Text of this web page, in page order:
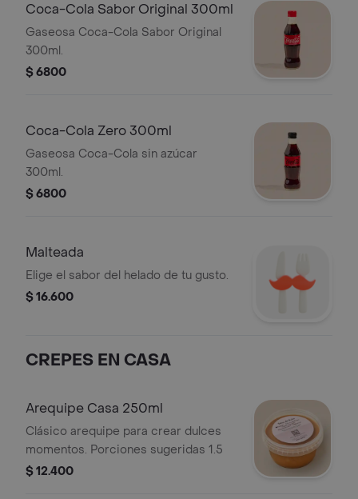
Coca-Cola Sabor Original 300ml
Gaseosa Coca-Cola Sabor Original
300ml.
$ 6800
Coca-Cola Zero 300ml
Gaseosa Coca-Cola sin azúcar
300ml.
$ 6800
Malteada
Elige el sabor del helado de tu gusto.
$ 16.600
CREPES EN CASA
Arequipe Casa 250ml
Clásico arequipe para crear dulces
momentos. Porciones sugeridas 1.5
$ 12.400